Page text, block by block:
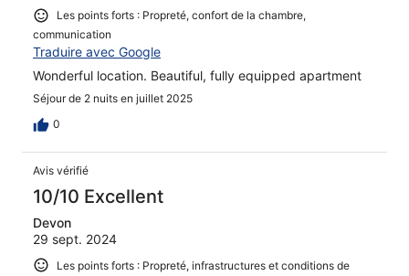
Les points forts : Propreté, confort de la chambre,
communication
Traduire avec Google
Wonderful location. Beautiful, fully equipped apartment
Séjour de 2 nuits en juillet 2025
0
Avis vérifié
10/10 Excellent
Devon
29 sept. 2024
Les points forts : Propreté, infrastructures et conditions de